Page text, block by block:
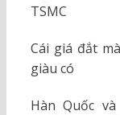
TSMC
Cái giá đắt
giàu có
Hàn Quốc